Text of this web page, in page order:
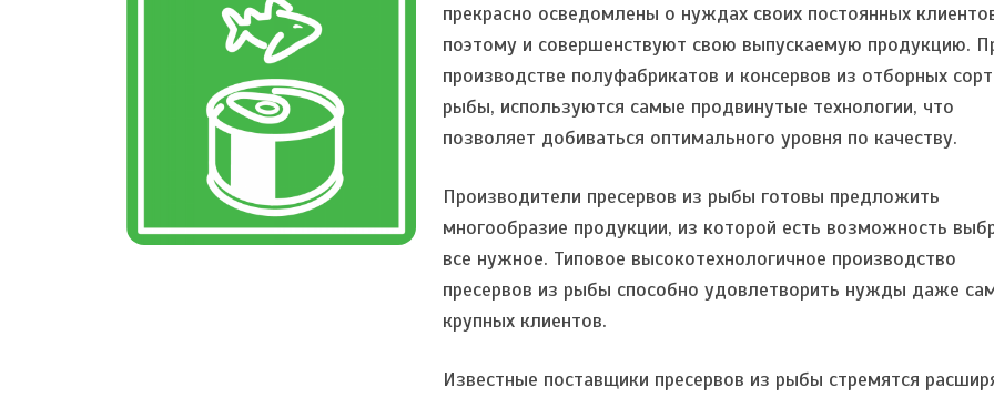
прекрасно осведомлены о нуждах своих постоянных
поэтому и совершенствуют свою выпускаемую продукцию.
производстве полуфабрикатов и консервов из отборных
рыбы, используются самые продвинутые технологии, что
позволяет добиваться оптимального уровня по качеству.
Производители пресервов из рыбы готовы предложить
многообразие продукции, из которой есть возможность
все нужное. Типовое высокотехнологичное производство
пресервов из рыбы способно удовлетворить нужды даже
крупных клиентов.
Известные поставщики пресервов из рыбы стремятся